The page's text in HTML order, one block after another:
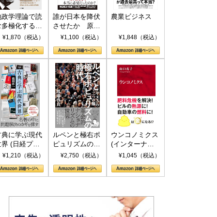
政学理論で読
多極化する世
トランプと
¥1,870（税込）
誰が日本を降伏
させたか 原爆
投下、ソ連参
(PHP新書)
¥1,100（税込）
農業ビジネス
¥1,848（税込）
典に学ぶ現代
界 (日経プレ
アシリーズ)
¥1,210（税込）
ルペンと極右ポ
ピュリズムの時
代：〈ヤヌス〉
¥2,750（税込）
ウンコノミクス
(インターナシ
ョナル新書)
¥1,045（税込）